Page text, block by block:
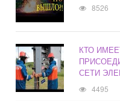
8526
КТО
СЕТИ
4495